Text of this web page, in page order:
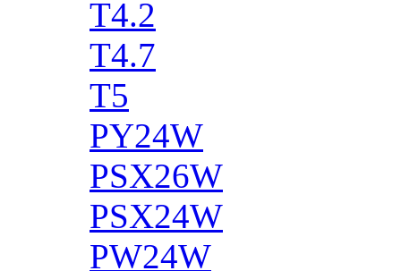
T4.2
T4.7
T5
PY24W
PSX26W
PSX24W
PW24W